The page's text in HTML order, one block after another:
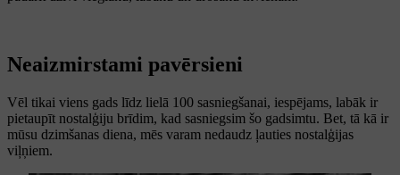
Neaizmirstami pavērsieni
Vēl tikai viens gads līdz lielā 100 sasniegšanai, iespējams, labāk ir
pietaupīt nostalģiju brīdim, kad sasniegsim šo gadsimtu. Bet, tā kā ir
mūsu dzimšanas diena, mēs varam nedaudz ļauties nostalģijas
viļņiem.